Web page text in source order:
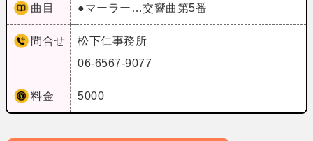
曲目 ●マーラー…交響曲第5番
問合せ
松下仁事務所
06-6567-9077
料金 5000